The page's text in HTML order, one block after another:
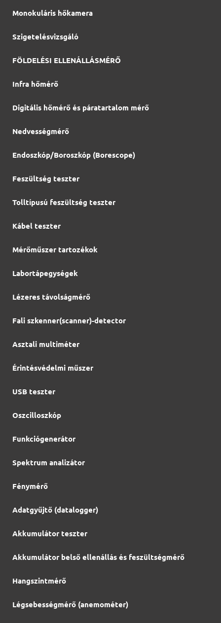
Monokuláris hőkamera
Szigetelésvizsgáló
FÖLDELÉSI ELLENÁLLÁSMÉRŐ
Infra hőmérő
Digitális hőmérő és páratartalom mérő
Nedvességmérő
Endoszkóp/Boroszkóp (Borescope)
Feszültség teszter
Tolltípusú feszültség teszter
Kábel teszter
Mérőműszer tartozékok
Labortápegységek
Lézeres távolságmérő
Fali szkenner(scanner)-detector
Asztali multiméter
Érintésvédelmi műszer
USB teszter
Oszcilloszkóp
Funkciógenerátor
Spektrum analizátor
Fénymérő
Adatgyűjtő (datalogger)
Akkumulátor teszter
Akkumulátor belső ellenállás és feszültségmérő
Hangszintmérő
Légsebességmérő (anemométer)